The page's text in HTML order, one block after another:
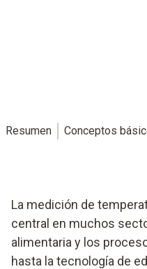
Resumen Conceptos
La medición de
central en muchos
alimentaria y los
hasta la tecnología de